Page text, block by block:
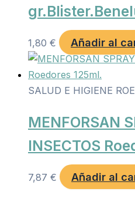
1,80 € Añadir al
SALUD E HIGIENE
MENFORSAN
INSECTOS
7,87 € Añadir al